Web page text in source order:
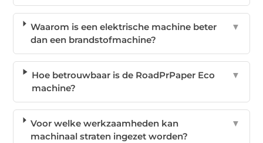
Waarom is een elektrische machine beter
dan een brandstofmachine?
▼
Hoe betrouwbaar is de RoadPrPaper Eco
machine?
▼
Voor welke werkzaamheden kan
machinaal straten ingezet worden?
▼